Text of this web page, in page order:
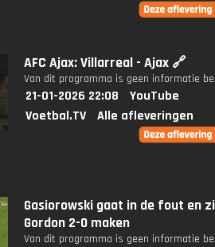
AFC Ajax: Villarreal - Ajax 🔗
Van dit programma is geen informatie
21-01-2026 22:08
YouTube
Voetbal.TV
Alle afleveringen
Gasiorowski gaat in de fout en
Gordon 2-0 maken
Van dit programma is geen informatie